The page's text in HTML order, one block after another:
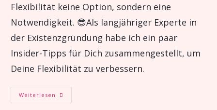
Flexibilität keine Option, sondern eine
Notwendigkeit. 😎Als langjähriger Experte in
der Existenzgründung habe ich ein paar
Insider-Tipps für Dich zusammengestellt, um
Deine Flexibilität zu verbessern.
Weiterlesen